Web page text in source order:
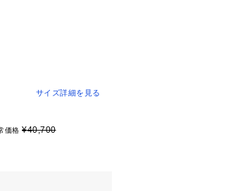
サイズ詳細を見る
価格 ¥40,700